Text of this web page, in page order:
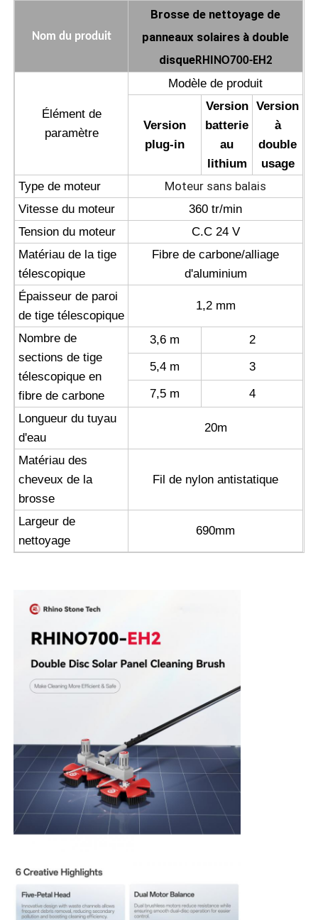
Machine d'osmose d'inversion
Robot de nettoyage de panneau solaire
Barrière acoustique pour le stockage d'énergie
Nom du produit
Brosse de nettoyage de
panneaux solaires à double
disqueRHINO700-EH2
Élément de
paramètre
Modèle de produit
Version
plug-in
Version
batterie
au
lithium
Version
à
double
usage
Type de moteur
Moteur sans balais
Vitesse du moteur
360 tr/min
Tension du moteur
C.C 24 V
Matériau de la tige
télescopique
Fibre de carbone/alliage
d'aluminium
Épaisseur de paroi
de tige télescopique
1,2 mm
Nombre de
sections de tige
télescopique en
fibre de carbone
3,6 m
2
5,4 m
3
7,5 m
4
Longueur du tuyau
d'eau
20m
Matériau des
cheveux de la
brosse
Fil de nylon antistatique
Largeur de
nettoyage
690mm